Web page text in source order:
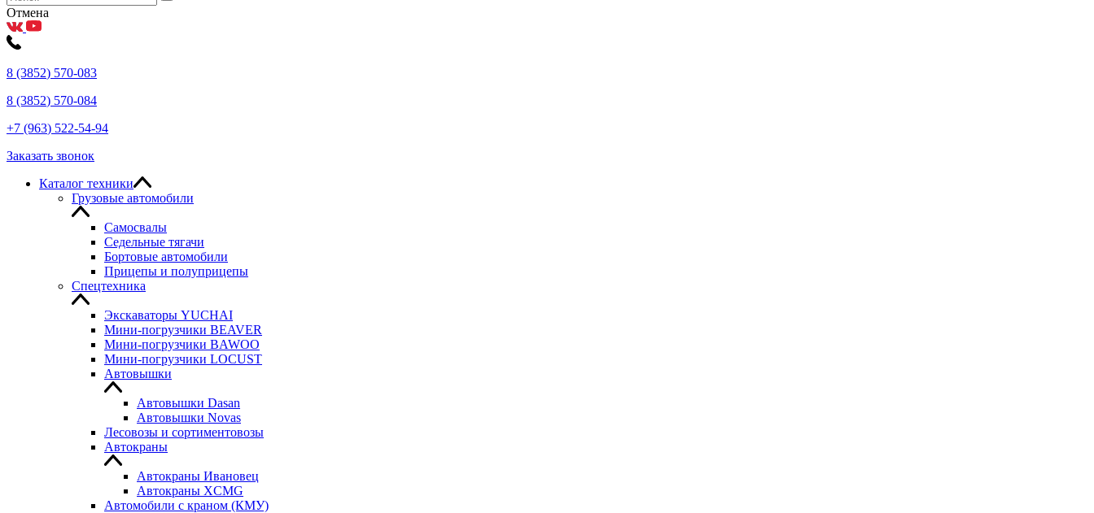
Отмена
8 (3852) 570-083
8 (3852) 570-084
+7 (963) 522-54-94
Заказать звонок
Каталог техники
Грузовые автомобили
Самосвалы
Седельные тягачи
Бортовые автомобили
Прицепы и полуприцепы
Спецтехника
Экскаваторы YUCHAI
Мини-погрузчики BEAVER
Мини-погрузчики BAWOO
Мини-погрузчики LOCUST
Автовышки
Автовышки Dasan
Автовышки Novas
Лесовозы и сортиментовозы
Автокраны
Автокраны Ивановец
Автокраны XCMG
Автомобили с краном (КМУ)